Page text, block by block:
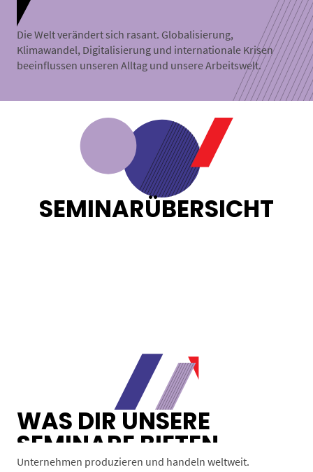
Die Welt verändert sich rasant. Globalisierung,
Klimawandel, Digitalisierung und internationale Krisen
beeinflussen unseren Alltag und unsere Arbeitswelt.
SEMINARÜBERSICHT
WAS DIR UNSERE
SEMINARE BIETEN
Unternehmen produzieren und handeln weltweit.